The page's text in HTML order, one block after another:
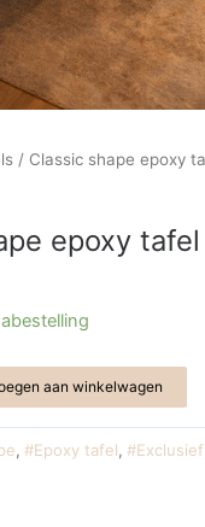
/ Classic shape epoxy
epoxy tafel
aan winkelwagen
, #Epoxy tafel, #Exclusief